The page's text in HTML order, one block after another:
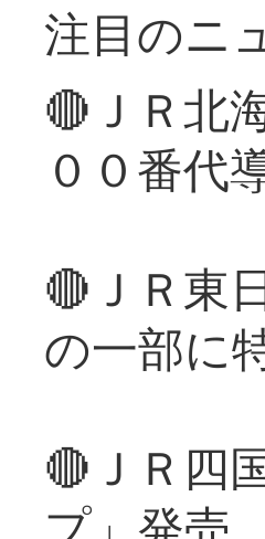
注目のニ
🔴ＪＲ北
００番代
🔴ＪＲ東
の一部に
🔴ＪＲ四